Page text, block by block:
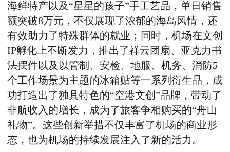
海鲜特产以及“星星的孩子”手工艺品，单日销售
额突破8万元，不仅展现了浓郁的海岛风情，还
有效助力了特殊群体的就业；同时，机场在文创
IP孵化上不断发力，推出了祥云团扇、亚克力书
法摆件以及以管制、安检、地服、机务、消防5
个工作场景为主题的冰箱贴等一系列衍生品，成
功打造出了独具特色的“空港文创”品牌，带动了
非航收入的增长，成为了旅客争相购买的“舟山
礼物”。这些创新举措不仅丰富了机场的商业形
态，也为机场的持续发展注入了新的活力。